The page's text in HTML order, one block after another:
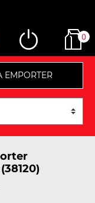
0
EMPORTER